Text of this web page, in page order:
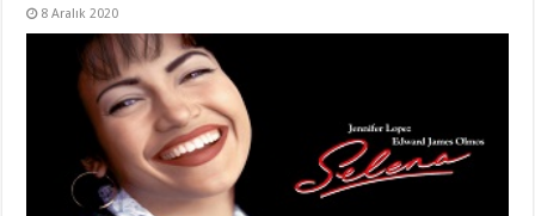
8 Aralık 2020